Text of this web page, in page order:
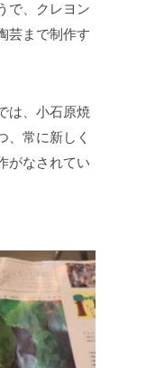
で、クレヨン
芸まで制作す
は、小石原焼
、常に新しく
がなされてい